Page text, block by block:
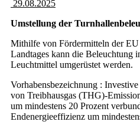
29.08.2025
Umstellung der
Mithilfe von Fördermitteln der EU
Landtages kann die Beleuchtung
Leuchtmittel umgerüstet werden.
Vorhabensbezeichnung :
von Treibhausgas (THG)-
um mindestens 20 Prozent
Endenergieeffizienz um